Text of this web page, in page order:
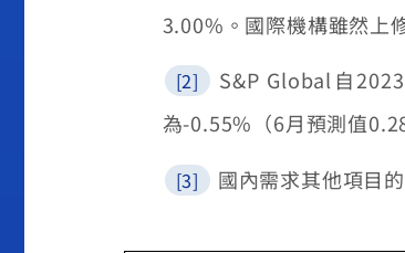
3.00%。國際機構雖然上
[2]
S&P Global自
為-0.55%（6月預測值
[3] 國內需求其他項目